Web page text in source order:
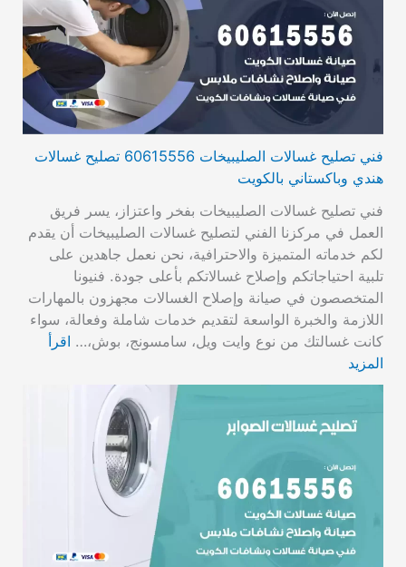
فني تصليح غسالات الصليبيخات 60615556 تصليح غسالات
هندي وباكستاني بالكويت
فني تصليح غسالات الصليبيخات بفخر واعتزاز، يسر فريق
العمل في مركزنا الفني لتصليح غسالات الصليبيخات أن يقدم
لكم خدماته المتميزة والاحترافية، نحن نعمل جاهدين على
تلبية احتياجاتكم وإصلاح غسالاتكم بأعلى جودة. فنيونا
المتخصصون في صيانة وإصلاح الغسالات مجهزون بالمهارات
اللازمة والخبرة الواسعة لتقديم خدمات شاملة وفعالة، سواء
كانت غسالتك من نوع وايت ويل، سامسونج، بوش،… اقرأ
المزيد